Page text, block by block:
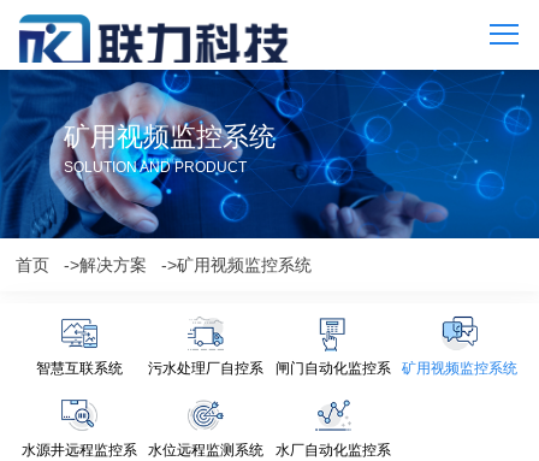
矿用视频监控系统
SOLUTION AND PRODUCT
首页 ->解决方案 ->矿用视频监控系统
智慧互联系统
污水处理厂自控系
闸门自动化监控系
矿用视频监控系统
水源井远程监控系
水位远程监测系统
水厂自动化监控系